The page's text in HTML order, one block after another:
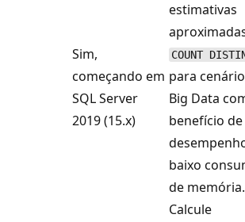
Sim,
começando em
SQL Server
2019 (15.x)
estimativas
COUNT
para
Big Data
benefício
baixo
de memória.
Calcule